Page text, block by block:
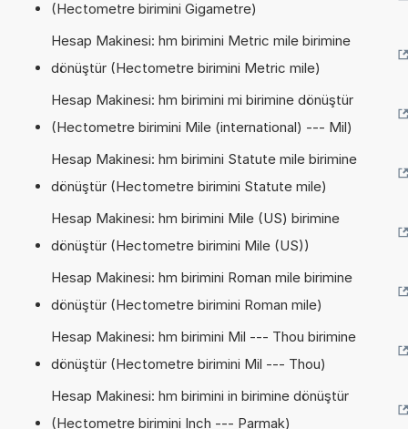
(Hectometre birimini Gigametre)
Hesap Makinesi: hm birimini Metric mile birimine
dönüştür (Hectometre birimini Metric mile)
Hesap Makinesi: hm birimini mi birimine dönüştür
(Hectometre birimini Mile (international) --- Mil)
Hesap Makinesi: hm birimini Statute mile birimine
dönüştür (Hectometre birimini Statute mile)
Hesap Makinesi: hm birimini Mile (US) birimine
dönüştür (Hectometre birimini Mile (US))
Hesap Makinesi: hm birimini Roman mile birimine
dönüştür (Hectometre birimini Roman mile)
Hesap Makinesi: hm birimini Mil --- Thou birimine
dönüştür (Hectometre birimini Mil --- Thou)
Hesap Makinesi: hm birimini in birimine dönüştür
(Hectometre birimini Inch --- Parmak)